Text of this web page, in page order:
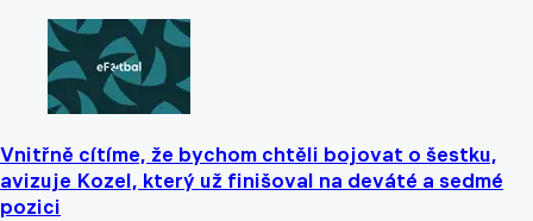
Vnitřně cítíme, že bychom chtěli bojovat o šestku,
avizuje Kozel, který už finišoval na deváté a sedmé
pozici